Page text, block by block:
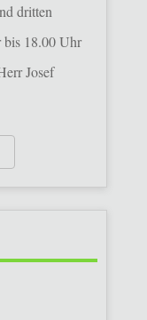
dritten
18.00 Uhr
Josef